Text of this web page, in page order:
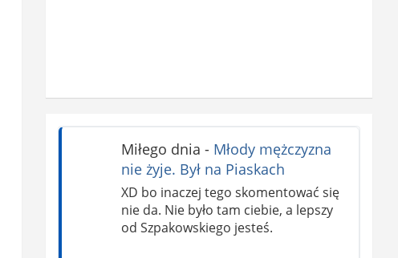
Miłego dnia - Młody mężczyzna
nie żyje. Był na Piaskach
XD bo inaczej tego skomentować się
nie da. Nie było tam ciebie, a lepszy
od Szpakowskiego jesteś.